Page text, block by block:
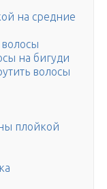
на средние
на бигуди
волосы
плойкой